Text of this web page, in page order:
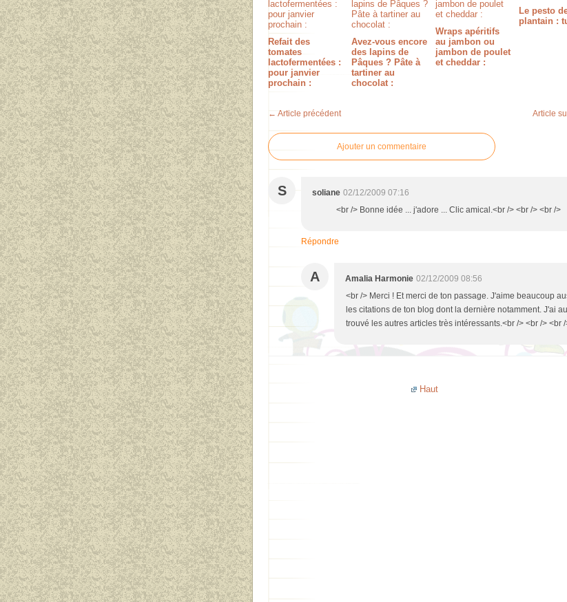
Refait des
tomates
lactofermentées :
pour janvier
prochain :
Avez-vous encore
des lapins de
Pâques ? Pâte à
tartiner au
chocolat :
Wraps apéritifs
au jambon ou
jambon de poulet
et cheddar :
Le pesto
plantain :
← Article précédent Article
Ajouter un commentaire
S soliane 02/12/2009 07:16
<br /> Bonne idée ... j'adore ... Clic amical.<br /> <br /> <br />
Répondre
A Amalia Harmonie 02/12/2009 08:56
<br /> Merci ! Et merci de ton passage. J'aime beaucoup
les citations de ton blog dont la dernière notamment. J'ai
trouvé les autres articles très intéressants.<br /> <br /> <br /
Haut